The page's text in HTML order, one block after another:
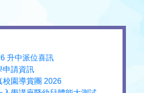
升中派位喜訊
申請資訊
校園導賞團 2026